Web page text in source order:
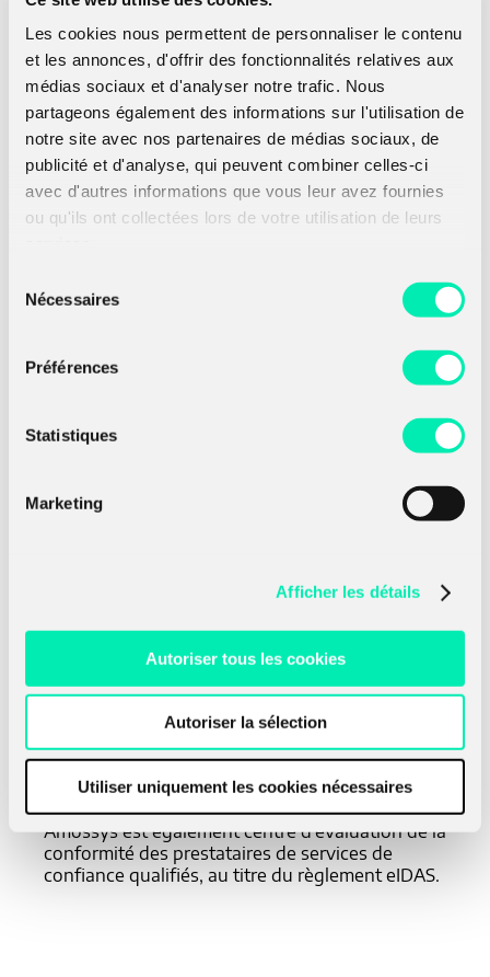
Les cookies nous permettent de personnaliser le contenu
et les annonces, d'offrir des fonctionnalités relatives aux
médias sociaux et d'analyser notre trafic. Nous
partageons également des informations sur l'utilisation de
notre site avec nos partenaires de médias sociaux, de
publicité et d'analyse, qui peuvent combiner celles-ci
avec d'autres informations que vous leur avez fournies
ou qu'ils ont collectées lors de votre utilisation de leurs
Nécessaires
Préférences
Statistiques
Marketing
Afficher les détails
Autoriser tous les cookies
Autoriser la sélection
Utiliser uniquement les cookies nécessaires
Diplômée d’un Master 2 Management des
Ressources Humaines, elle a occupé
différents postes à responsabilités dans le
domaine des Ressources Humaines et plus
particulièrement dans les secteurs bancaire
et agroalimentaire. Elle apporte aujourd’hui à
AMOSSYS son expertise en qualité de vie au
travail, dialogue social et recrutement des
collaborateurs.
A propos d’Amossys
cybersécurité reconnue, Amossys accompagne
ses clients depuis 2007 dans la sécurisation de
audit, conseil, évaluation, formation, CERT,
Amossys bénéficie de la reconnaissance des
plus hautes instances étatiques : Centre
l’Information (CESTI) agréé par l’ANSSI
(agrément systèmes industriels), Prestataire
d’Audit de la Sécurité des Systèmes
d’Information qualifié pour les besoins de
sécurité nationale (PASSI–LPM) et certificateur
agréé par l’Autorité Nationale des Jeux (ANJ).
Amossys est également centre d’évaluation de la
conformité des prestataires de services de
confiance qualifiés, au titre du règlement eIDAS.